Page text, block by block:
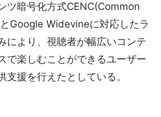
ツ暗号化方式CENC(Common
Google Widevineに対応したラ
により、視聴者が幅広いコンテ
で楽しむことができるユーザー
支援を行えたとしている。